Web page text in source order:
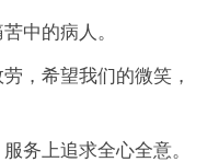
中的病人。
，希望我们的微笑，
务上追求全心全意。